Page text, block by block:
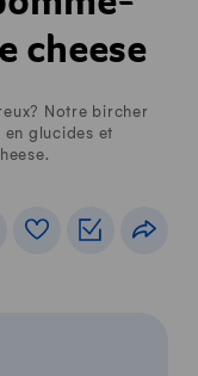
cheese
Notre bircher
glucides et
Livre de recettes
Listes de